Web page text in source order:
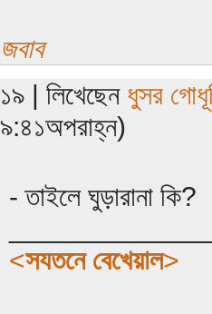
জবাব
১৯ | লিখেছেন ধুসর
৯:৪১অপরাহ্ন)
- তাইলে ঘুড়ারানা কি?
<সযতনে বেখেয়াল>